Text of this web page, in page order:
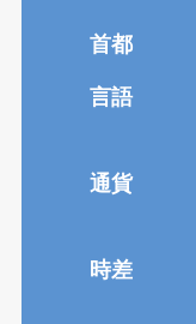
首都
言語
通貨
時差